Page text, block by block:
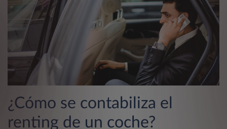
¿Cómo se contabiliza el
renting de un coche?